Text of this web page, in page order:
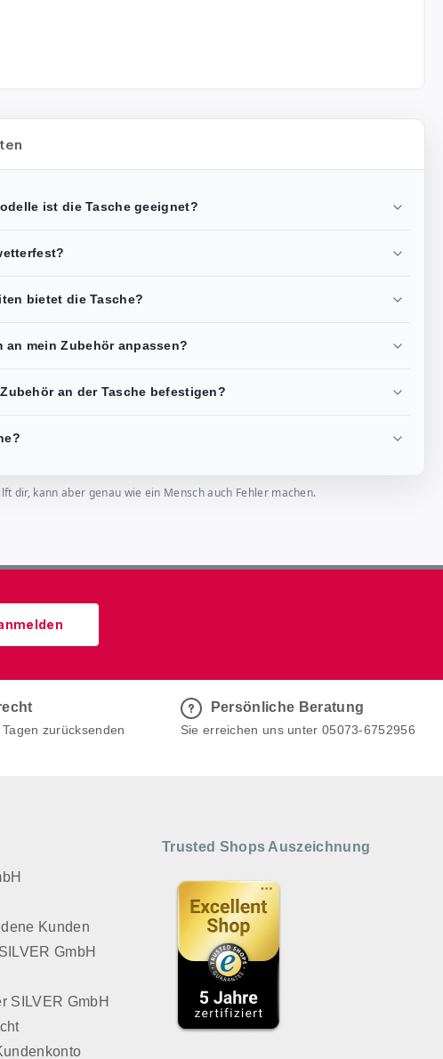
ist die Tasche geeignet?
bietet die Tasche?
an mein Zubehör anpassen?
an der Tasche befestigen?
dir, kann aber genau wie ein Mensch auch Fehler machen.
zurücksenden
Persönliche Beratung
Sie erreichen uns unter 05073-6752956
Kunden
GmbH
SILVER GmbH
Trusted Shops Auszeichnung